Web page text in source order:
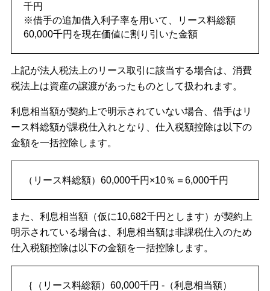
千円
※借手の追加借入利子率を用いて、リース料総額
60,000千円を現在価値に割り引いた金額
上記が法人税法上のリース取引に該当する場合は、消費
税法上は資産の譲渡があったものとして扱われます。
利息相当額が契約上で明示されていない場合、借手はリ
ース料総額が課税仕入れとなり、仕入税額控除は以下の
金額を一括控除します。
（リース料総額）60,000千円×10％＝6,000千円
また、利息相当額（仮に10,682千円とします）が契約上
明示されている場合は、利息相当額は非課税仕入のため
仕入税額控除は以下の金額を一括控除します。
｛（リース料総額）60,000千円 -（利息相当額）